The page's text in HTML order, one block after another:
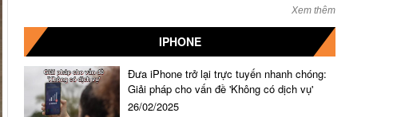
Xem thêm
IPHONE
Đưa iPhone trở lại trực tuyến nhanh chóng:
Giải pháp cho vấn đề 'Không có dịch vụ'
26/02/2025